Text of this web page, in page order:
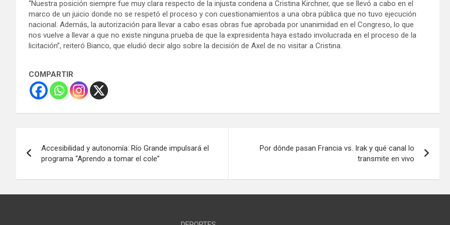
“Nuestra posición siempre fue muy clara respecto de la injusta condena a Cristina Kirchner, que se llevó a cabo en el
marco de un juicio donde no se respetó el proceso y con cuestionamientos a una obra pública que no tuvo ejecución
nacional. Además, la autorización para llevar a cabo esas obras fue aprobada por unanimidad en el Congreso, lo que
nos vuelve a llevar a que no existe ninguna prueba de que la expresidenta haya estado involucrada en el proceso de la
licitación”, reiteró Bianco, que eludió decir algo sobre la decisión de Axel de no visitar a Cristina.
COMPARTIR
de
entradas
Accesibilidad y autonomía: Río Grande impulsará el
programa “Aprendo a tomar el cole”
Por dónde pasan Francia vs. Irak y qué canal lo
transmite en vivo